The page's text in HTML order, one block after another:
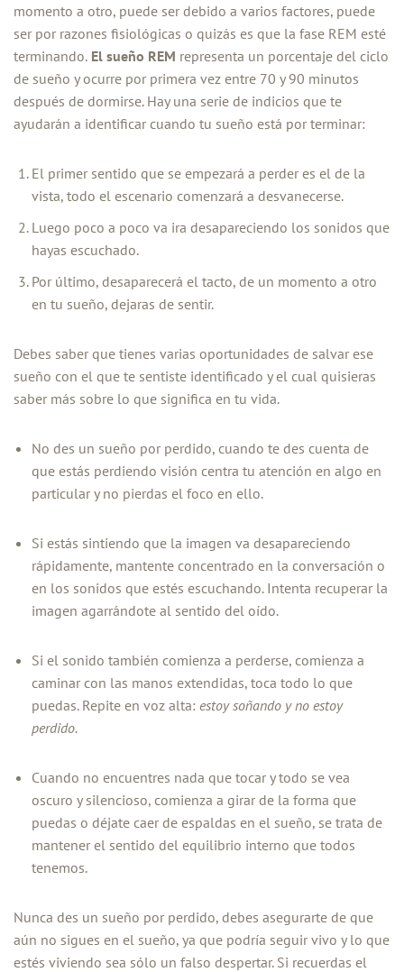
momento a otro, puede ser debido a varios factores, puede
ser por razones fisiológicas o quizás es que la fase REM esté
terminando. El sueño REM representa un porcentaje del ciclo
de sueño y ocurre por primera vez entre 70 y 90 minutos
después de dormirse. Hay una serie de indicios que te
ayudarán a identificar cuando tu sueño está por terminar:
El primer sentido que se empezará a perder es el de la
vista, todo el escenario comenzará a desvanecerse.
Luego poco a poco va ira desapareciendo los sonidos que
hayas escuchado.
Por último, desaparecerá el tacto, de un momento a otro
en tu sueño, dejaras de sentir.
Debes saber que tienes varias oportunidades de salvar ese
sueño con el que te sentiste identificado y el cual quisieras
saber más sobre lo que significa en tu vida.
No des un sueño por perdido, cuando te des cuenta de
que estás perdiendo visión centra tu atención en algo en
particular y no pierdas el foco en ello.
Si estás sintiendo que la imagen va desapareciendo
rápidamente, mantente concentrado en la conversación o
en los sonidos que estés escuchando. Intenta recuperar la
imagen agarrándote al sentido del oído.
Si el sonido también comienza a perderse, comienza a
caminar con las manos extendidas, toca todo lo que
puedas. Repite en voz alta: estoy soñando y no estoy
perdido.
Cuando no encuentres nada que tocar y todo se vea
oscuro y silencioso, comienza a girar de la forma que
puedas o déjate caer de espaldas en el sueño, se trata de
mantener el sentido del equilibrio interno que todos
tenemos.
Nunca des un sueño por perdido, debes asegurarte de que
aún no sigues en el sueño, ya que podría seguir vivo y lo que
estés viviendo sea sólo un falso despertar. Si recuerdas el